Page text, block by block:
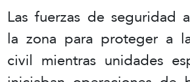
Las fuerzas de seguridad
la zona para proteger a
civil mientras unidades